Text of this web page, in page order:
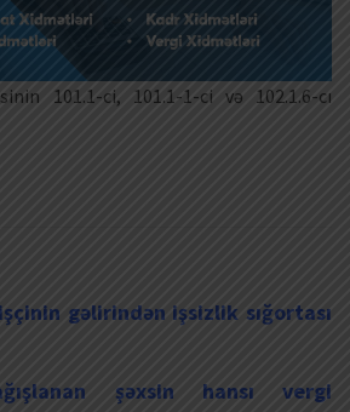
101.1-ci, 101.1-1-ci və 102.1.6-cı
gəlirindən işsizlik sığortası
şəxsin hansı vergi